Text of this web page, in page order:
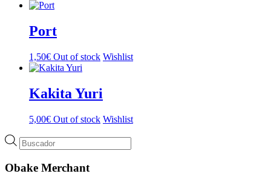
Port
1,50€ Out of stock Wishlist
Kakita Yuri
5,00€ Out of stock Wishlist
Búsqueda
de
Obake Merchant